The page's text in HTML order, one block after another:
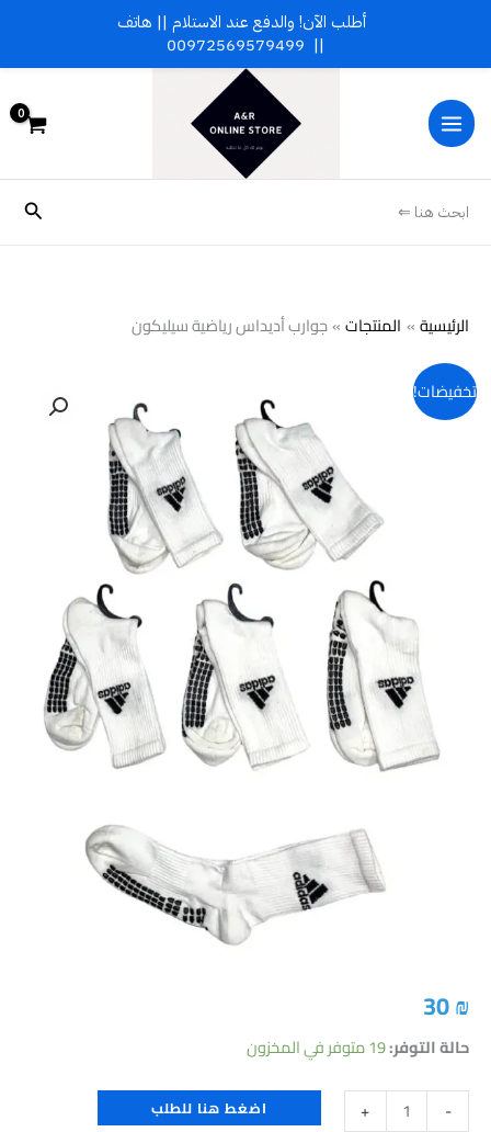
المحتوى
ابحث هنا ⇐
الرئيسية المنتجات جوارب أديداس رياضية سيليكون
تخفيضات!
30₪
حالة التوفر:19 متوفر في المخزون
-
كمية
جوارب
+ اضغط هنا للطلب
أطلب الآن! والدفع عند الاستلام || هاتف
||
00972569579499